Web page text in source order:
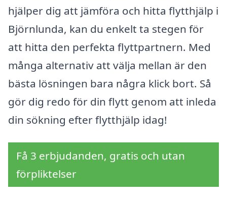
hjälper dig att jämföra och hitta flytthjälp i
Björnlunda, kan du enkelt ta stegen för
att hitta den perfekta flyttpartnern. Med
många alternativ att välja mellan är den
bästa lösningen bara några klick bort. Så
gör dig redo för din flytt genom att inleda
din sökning efter flytthjälp idag!
Få 3 erbjudanden, gratis och utan
förpliktelser